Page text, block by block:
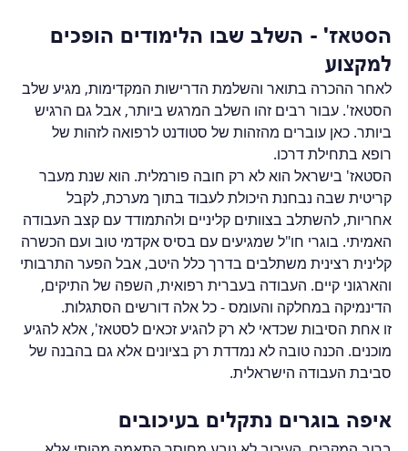
הסטאז' - השלב שבו הלימודים הופכים
למקצוע
לאחר ההכרה בתואר והשלמת הדרישות המקדימות, מגיע שלב
הסטאז'. עבור רבים זהו השלב המרגש ביותר, אבל גם הרגיש
ביותר. כאן עוברים מהזהות של סטודנט לרפואה לזהות של
רופא בתחילת דרכו.
הסטאז' בישראל הוא לא רק חובה פורמלית. הוא שנת מעבר
קריטית שבה נבחנת היכולת לעבוד בתוך מערכת, לקבל
אחריות, להשתלב בצוותים קליניים ולהתמודד עם קצב העבודה
האמיתי. בוגרי חו"ל שמגיעים עם בסיס אקדמי טוב ועם הכשרה
קלינית רצינית משתלבים בדרך כלל היטב, אבל הפער התרבותי
והארגוני קיים. העבודה בעברית רפואית, השפה של התיקים,
הדינמיקה במחלקה והעומס - כל אלה דורשים הסתגלות.
זו אחת הסיבות שכדאי לא רק להגיע זכאים לסטאז', אלא להגיע
מוכנים. הכנה טובה לא נמדדת רק בציונים אלא גם בהבנה של
סביבת העבודה הישראלית.
איפה בוגרים נתקלים בעיכובים